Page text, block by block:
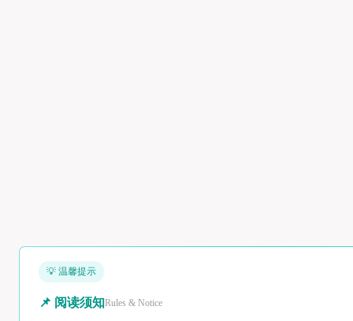
💡 温馨提示
📌 阅读须知Rules & Notice